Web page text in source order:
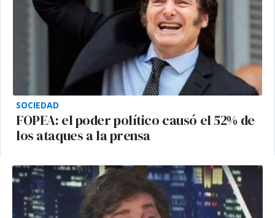
SOCIEDAD
FOPEA: el poder político causó el 52% de
los ataques a la prensa